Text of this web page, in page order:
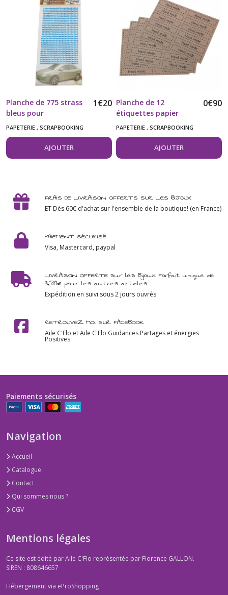
Planche de 775 strass
bleus pour
customisation
1€20
PAPETERIE , SCRAPBOOKING
AJOUTER
Planche de 12
étiquettes papier
autocollantes Hand
0€90
PAPETERIE , SCRAPBOOKING
AJOUTER
FRAIS DE LIVRAISON OFFERTS SUR LES BIJOUX
ET Dès 60€ d'achat sur l'ensemble de la boutique! (en France)
PAIEMENT SÉCURISÉ
Visa, Mastercard, paypal
LIVRAISON OFFERTE sur les Bijoux Forfait unique de
3,80€ pour les autres articles
Expédition en suivi sous 2 jours ouvrés
RETROUVEZ MOI SUR FACEBOOK
Aile C'Flo et Aile C'Flo Guidances Partages et énergies
Positives
Paiements sécurisés
Navigation
Accueil
Catalogue
Contact
Qui sommes nous ?
CGV
Mentions légales
Ce site est édité par Aile C'Flo représentée par Florence GALLON.
SIREN : 808646657
Hébergement via eProShopping